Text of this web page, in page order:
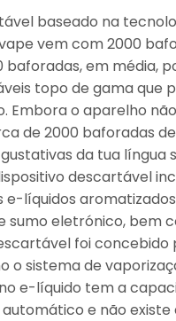
baseado na
vem com 2000
em média,
topo de gama
Embora o aparelho
de 2000 baforadas
da tua
descartável
e-líquidos
eletrónico, bem
foi
o sistema de
e-líquido tem a
e não existe